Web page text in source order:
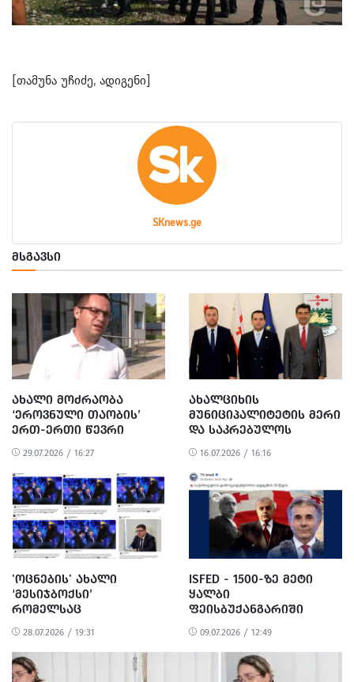
[თამუნა უჩიძე, ადიგენი]
SKnews.ge
ᲛᲡᲒᲐᲕᲡᲘ
ᲐᲮᲐᲚᲘ ᲛᲝᲫᲠᲐᲝᲑᲐ
‘ᲔᲠᲝᲕᲜᲣᲚᲘ ᲗᲐᲝᲑᲘᲡ’
ᲔᲠᲗ-ᲔᲠᲗᲘ ᲬᲔᲕᲠᲘ
ᲗᲑᲘᲚᲘᲡᲘᲡ ᲛᲔᲠᲘᲘᲡ
ᲗᲐᲜᲐᲛᲨᲠᲝᲛᲔᲚᲘᲐ
29.07.2026 / 16:27
'ᲝᲪᲜᲔᲑᲘᲡ' ᲐᲮᲐᲚᲘ
‘ᲛᲔᲡᲘᲯᲑᲝᲥᲡᲘ’
ᲠᲝᲛᲔᲚᲡᲐᲪ
ᲒᲣᲑᲔᲠᲜᲐᲢᲝᲠᲘ, ᲛᲔᲠᲔᲑᲘ,
ᲛᲐᲗᲘ ᲛᲝᲐᲓᲒᲘᲚᲔᲔᲑᲘ ᲓᲐ
ᲡᲮᲕᲐ ᲗᲐᲜᲐᲛᲨᲠᲝᲛᲚᲔᲑᲘ
ᲐᲖᲘᲐᲠᲔᲑᲔᲜ
28.07.2026 / 19:31
ᲐᲮᲐᲚᲪᲘᲮᲘᲡ
ᲛᲣᲜᲘᲪᲘᲞᲐᲚᲘᲢᲔᲢᲘᲡ ᲛᲔᲠᲘ
ᲓᲐ ᲡᲐᲙᲠᲔᲑᲣᲚᲝᲡ
ᲗᲐᲕᲛᲯᲓᲝᲛᲐᲠᲔ
ᲗᲣᲠᲥᲔᲗᲘᲡ
ᲠᲔᲡᲞᲣᲑᲚᲘᲙᲘᲡ ᲔᲚᲩᲡ
ᲨᲔᲮᲕᲓᲜᲔᲜ
16.07.2026 / 16:16
ISFED - 1500-ᲖᲔ ᲛᲔᲢᲘ
ᲧᲐᲚᲑᲘ
ᲤᲔᲘᲡᲑᲣᲥᲐᲜᲒᲐᲠᲘᲨᲘ
ᲑᲘᲫᲘᲜᲐ ᲘᲕᲐᲜᲘᲨᲕᲘᲚᲘᲡ
ᲛᲮᲐᲠᲓᲐᲡᲐᲭᲔᲠᲐᲓ
09.07.2026 / 12:49